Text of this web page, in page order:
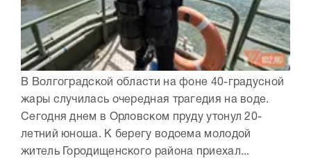
В Волгоградской области на фоне 40-градусной
жары случилась очередная трагедия на воде.
Сегодня днем в Орловском пруду утонул 20-
летний юноша. К берегу водоема молодой
житель Городищенского района приехал...